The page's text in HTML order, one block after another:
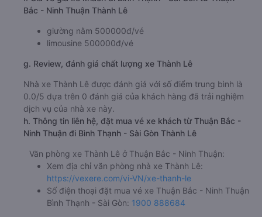
Bắc - Ninh Thuận Thành Lê
giường nằm 500000đ/vé
limousine 500000đ/vé
g. Review, đánh giá chất lượng xe Thành Lê
Nhà xe Thành Lê được đánh giá với số điểm trung bình là
0.0/5 dựa trên 0 đánh giá của khách hàng đã trải nghiệm
dịch vụ của nhà xe này.
h. Thông tin liên hệ, đặt mua vé xe khách từ Thuận Bắc -
Ninh Thuận đi Bình Thạnh - Sài Gòn Thành Lê
Văn phòng xe Thành Lê ở Thuận Bắc - Ninh Thuận:
Xem địa chỉ văn phòng nhà xe Thành Lê:
https://vexere.com/vi-VN/xe-thanh-le
Số điện thoại đặt mua vé xe Thuận Bắc - Ninh Thuận
Bình Thạnh - Sài Gòn: 1900 888684